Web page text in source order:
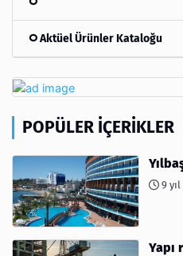
Aktüel Ürünler Kataloğu
POPÜLER İÇERIKLER
9
Yapı